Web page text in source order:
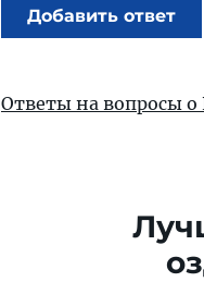
Добавить ответ
Ответы на вопросы о